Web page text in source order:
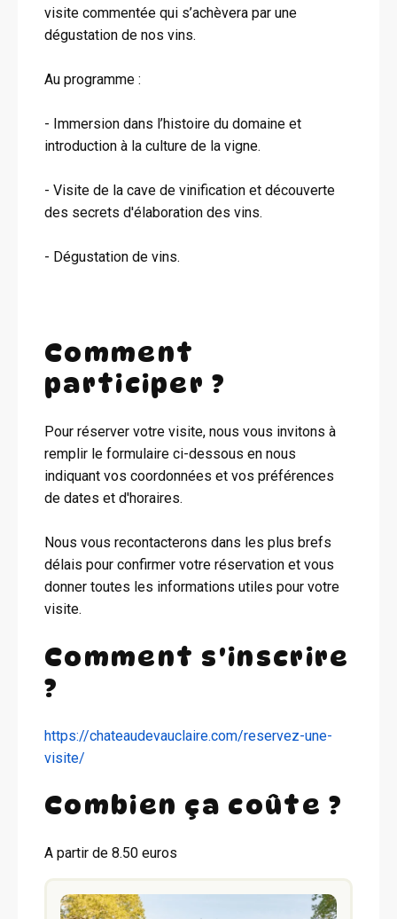
visite commentée qui s’achèvera par une
dégustation de nos vins.
Au programme :
- Immersion dans l’histoire du domaine et
introduction à la culture de la vigne.
- Visite de la cave de vinification et découverte
des secrets d'élaboration des vins.
- Dégustation de vins.
Comment
participer ?
Pour réserver votre visite, nous vous invitons à
remplir le formulaire ci-dessous en nous
indiquant vos coordonnées et vos préférences
de dates et d'horaires.
Nous vous recontacterons dans les plus brefs
délais pour confirmer votre réservation et vous
donner toutes les informations utiles pour votre
visite.
Comment s'inscrire
?
https://chateaudevauclaire.com/reservez-une-
visite/
Combien ça coûte ?
A partir de 8.50 euros